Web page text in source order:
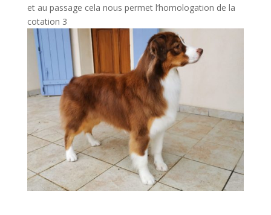
et au passage cela nous permet l’homologation de la
cotation 3